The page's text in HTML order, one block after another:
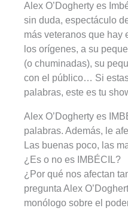
Alex O’Dogherty es
sin duda, espectáculo
más veteranos que hay
los orígenes, a su
(o chuminadas), su
con el público… Si
palabras, este es tu
Alex O’Dogherty es
palabras. Además, le
Las buenas poco, las
¿Es o no es IMBÉCIL?
¿Por qué nos afectan
pregunta Alex
monólogo sobre el